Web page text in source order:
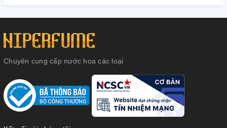
Chuyên cung cấp nước hoa các loại